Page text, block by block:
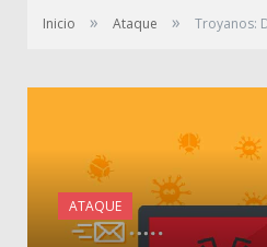
Inicio » Ataque » Troyanos:
ATAQUE